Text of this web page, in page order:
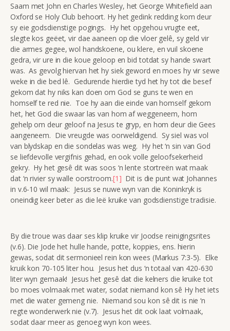
Saam met John en Charles Wesley, het George Whitefield aan
Oxford se Holy Club behoort. Hy het gedink redding kom deur
sy eie godsdienstige pogings. Hy het opgehou vrugte eet,
slegte kos geëet, vir dae aaneen op die vloer gelê, sy geld vir
die armes gegee, wol handskoene, ou klere, en vuil skoene
gedra, vir ure in die koue geloop en bid totdat sy hande swart
was. As gevolg hiervan het hy siek geword en moes hy vir sewe
weke in die bed lê. Gedurende hierdie tyd het hy tot die besef
gekom dat hy niks kan doen om God se guns te wen en
homself te red nie. Toe hy aan die einde van homself gekom
het, het God die swaar las van hom af weggeneem, hom
gehelp om deur geloof na Jesus te gryp, en hom deur die Gees
aangeneem. Die vreugde was oorweldigend. Sy siel was vol
van blydskap en die sondelas was weg. Hy het ‘n sin van God
se liefdevolle vergifnis gehad, en ook volle geloofsekerheid
gekry. Hy het gesê dit was soos ‘n lente stortreën wat maak
dat ‘n rivier sy walle oorstroom.[1] Dit is die punt wat Johannes
in v.6-10 wil maak: Jesus se nuwe wyn van die Koninkryk is
oneindig keer beter as die leë kruike van godsdienstige tradisie.
By die troue was daar ses klip kruike vir Joodse reinigingsrites
(v.6). Die Jode het hulle hande, potte, koppies, ens. hierin
gewas, sodat dit sermonieel rein kon wees (Markus 7:3-5). Elke
kruik kon 70-105 liter hou. Jesus het dus ‘n totaal van 420-630
liter wyn gemaak! Jesus het gesê dat die kelners die kruike tot
bo moes volmaak met water, sodat niemand kon sê Hy het iets
met die water gemeng nie. Niemand sou kon sê dit is nie ‘n
regte wonderwerk nie (v.7). Jesus het dit ook laat volmaak,
sodat daar meer as genoeg wyn kon wees.